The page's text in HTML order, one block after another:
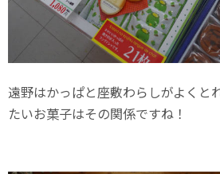
遠野はかっぱと座敷わらしがよくと
たいお菓子はその関係ですね！